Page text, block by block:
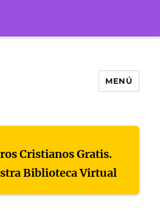
MENÚ
Cristianos Gratis.
Biblioteca Virtual